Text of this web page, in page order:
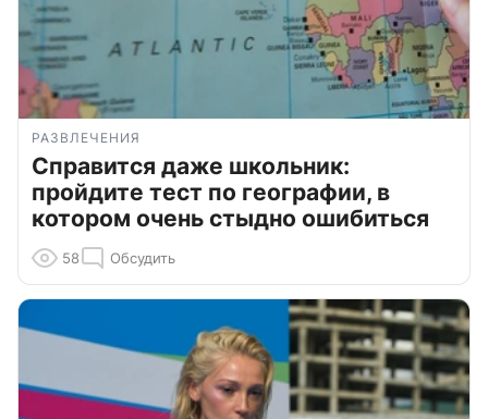
РАЗВЛЕЧЕНИЯ
Справится даже школьник:
пройдите тест по географии, в
котором очень стыдно ошибиться
58 Обсудить